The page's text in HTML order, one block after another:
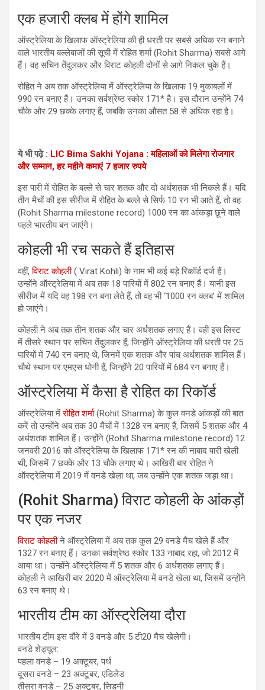
एक हजारी क्लब में होंगे शामिल
ऑस्ट्रेलिया के खिलाफ ऑस्ट्रेलिया की ही धरती पर सबसे अधिक रन बनाने
वाले भारतीय बल्लेबाजों की सूची में रोहित शर्मा (Rohit Sharma) सबसे आगे
हैं। वह सचिन तेंदुलकर और विराट कोहली दोनों से आगे निकल चुके हैं।
रोहित ने अब तक ऑस्ट्रेलिया में ऑस्ट्रेलिया के खिलाफ 19 मुकाबलों में
990 रन बनाए हैं। उनका सर्वश्रेष्ठ स्कोर 171* है। इस दौरान उन्होंने 74
चौके और 29 छक्के लगाए हैं, जबकि उनका औसत 58 से अधिक रहा है।
ये भी पढ़े : LIC Bima Sakhi Yojana : महिलाओं को मिलेगा रोजगार
और सम्मान, हर महीने कमाएं 7 हजार रुपये
इस पारी में रोहित के बल्ले से चार शतक और दो अर्धशतक भी निकले हैं। यदि
तीन मैचों की इस सीरीज में रोहित के बल्ले से सिर्फ 10 रन भी आते हैं, तो वह
(Rohit Sharma milestone record) 1000 रन का आंकड़ा छूने वाले
पहले भारतीय बन जाएंगे।
कोहली भी रच सकते हैं इतिहास
वहीं,विराट कोहली( Virat Kohli) के नाम भी कई बड़े रिकॉर्ड दर्ज हैं।
उन्होंने ऑस्ट्रेलिया में अब तक 18 पारियों में 802 रन बनाए हैं। यानी इस
सीरीज में यदि वह 198 रन बना लेते हैं, तो वह भी ‘1000 रन क्लब’ में शामिल
हो जाएंगे।
कोहली ने अब तक तीन शतक और चार अर्धशतक लगाए हैं। वहीं इस लिस्ट
में तीसरे स्थान पर सचिन तेंदुलकर हैं, जिन्होंने ऑस्ट्रेलिया की धरती पर 25
पारियों में 740 रन बनाए थे, जिनमें एक शतक और पांच अर्धशतक शामिल हैं।
चौथे स्थान पर एमएस धोनी हैं, जिन्होंने 20 पारियों में 684 रन बनाए हैं।
ऑस्ट्रेलिया में कैसा है रोहित का रिकॉर्ड
ऑस्ट्रेलिया मेंरोहित शर्मा(Rohit Sharma) के कुल वनडे आंकड़ों की बात
करें तो उन्होंने अब तक 30 मैचों में 1328 रन बनाए हैं, जिसमें 5 शतक और 4
अर्धशतक शामिल हैं। उन्होंने (Rohit Sharma milestone record) 12
जनवरी 2016 को ऑस्ट्रेलिया के खिलाफ 171* रन की नाबाद पारी खेली
थी, जिसमें 7 छक्के और 13 चौके लगाए थे। आखिरी बार रोहित ने
ऑस्ट्रेलिया में 2019 में वनडे खेला था, जब उन्होंने एक शतक जड़ा था।
(Rohit Sharma) विराट कोहली के आंकड़ों
पर एक नजर
विराट कोहलीने ऑस्ट्रेलिया में अब तक कुल 29 वनडे मैच खेले हैं और
1327 रन बनाए हैं। उनका सर्वश्रेष्ठ स्कोर 133 नाबाद रहा, जो 2012 में
आया था। उन्होंने ऑस्ट्रेलिया में 5 शतक और 6 अर्धशतक लगाए हैं।
कोहली ने आखिरी बार 2020 में ऑस्ट्रेलिया में वनडे खेला था, जिसमें उन्होंने
63 रन बनाए थे।
भारतीय टीम का ऑस्ट्रेलिया दौरा
भारतीय टीम इस दौरे में 3 वनडे और 5 टी20 मैच खेलेगी।
वनडे शेड्यूल:
पहला वनडे – 19 अक्टूबर, पर्थ
दूसरा वनडे – 23 अक्टूबर, एडिलेड
तीसरा वनडे – 25 अक्टूबर, सिडनी